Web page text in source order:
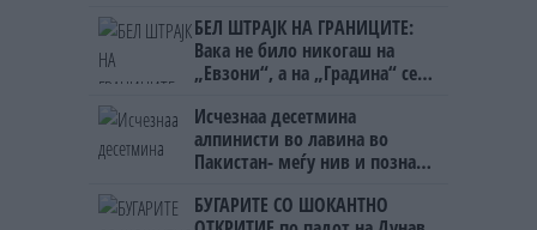
БЕЛ ШТРАЈК НА ГРАНИЦИТЕ:
Вака не било никогаш на
„Евзони“, а на „Градина“ се
Исчезнаа десетмина
алпинисти во лавина во
Пакистан- меѓу нив и познат
БУГАРИТЕ СО ШОКАНТНО